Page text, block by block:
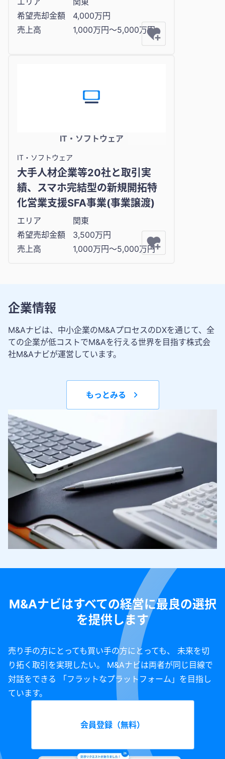
希望売却金額
4,000万円
売上高
1,000万円〜5,000万円
IT・ソフトウェア
IT・ソフトウェア
大手人材企業等20社と取引実
績、スマホ完結型の新規開拓特
化営業支援SFA事業(事業譲渡)
エリア
関東
希望売却金額
3,500万円
売上高
1,000万円〜5,000万円
企業情報
M&Aナビは、中小企業のM&AプロセスのDXを通じて、全
ての企業が低コストでM&Aを行える世界を目指す株式会
社M&Aナビが運営しています。
もっとみる
M&Aナビはすべての経営に最良の選択
を提供します
売り手の方にとっても買い手の方にとっても、 未来を切
り拓く取引を実現したい。 M&Aナビは両者が同じ目線で
対話をできる 「フラットなプラットフォーム」を目指し
ています。
会員登録（無料）